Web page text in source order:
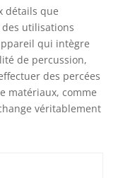
détails que
utilisations
qui intègre
de percussion,
des percées
matériaux, comme
véritablement